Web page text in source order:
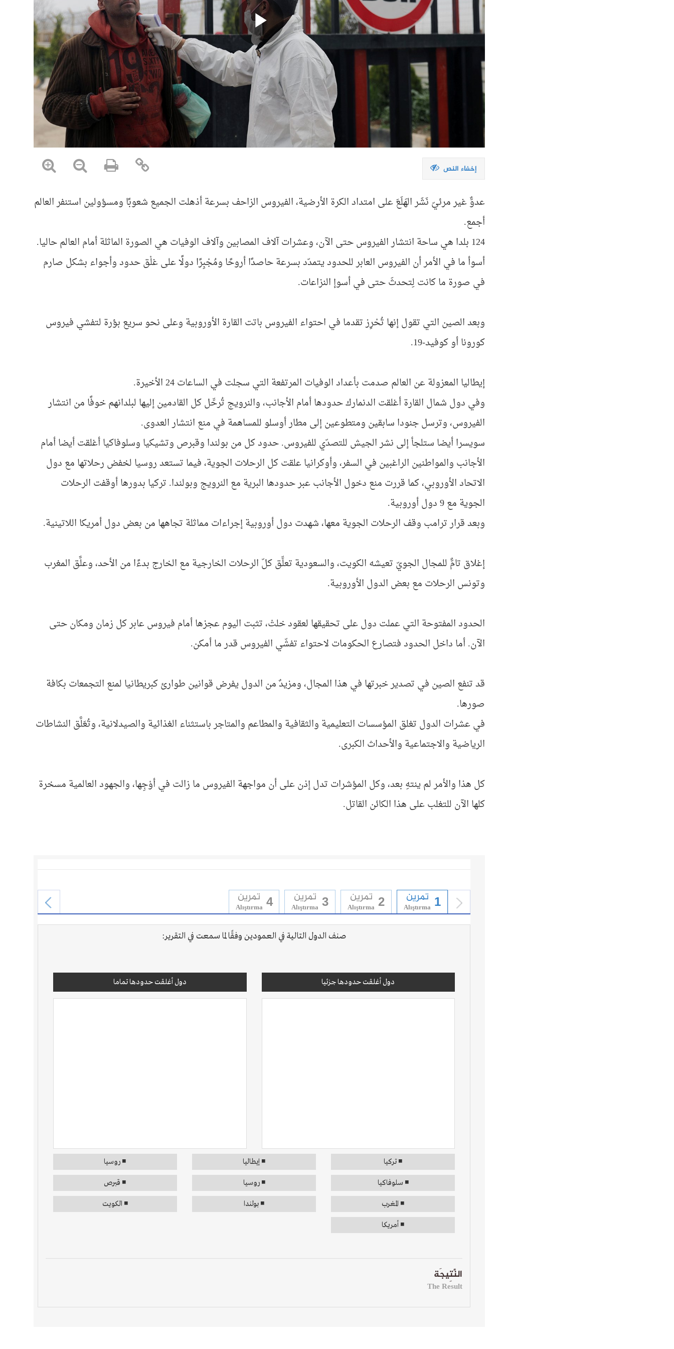
إخفاء النص
عدوٌّ غير مرئيّ نَشَر الهَلَعَ على امتداد الكرة الأرضية، الفيروس الزاحف بسرعة أذهلت الجميع شعوبًا ومسؤولين استنفر العالم
أجمع.
124 بلدا هي ساحة انتشار الفيروس حتى الآن، وعشرات آلاف المصابين وآلاف الوفيات هي الصورة الماثلة أمام العالم حاليا.
أسوأ ما في الأمر أن الفيروس العابر للحدود يتمدّد بسرعة حاصدًا أروحًا ومُجْبِرًا دولًا على غلْق حدود وأجواء بشكل صارم
في صورة ما كانت لِتحدثَ حتى في أسوإ النزاعات.
وبعد الصين التي تقول إنها تُحْرِز تقدما في احتواء الفيروس باتت القارة الأوروبية وعلى نحو سريع بؤرة لتفشي فيروس
كورونا أو كوفيد-19.
إيطاليا المعزولة عن العالم صدمت بأعداد الوفيات المرتفعة التي سجلت في الساعات 24 الأخيرة.
وفي دول شمال القارة أغلقت الدنمارك حدودها أمام الأجانب، والنرويج تُرحِّل كل القادمين إليها لبلدانهم خوفًا من انتشار
الفيروس، وترسل جنودا سابقين ومتطوعين إلى مطار أوسلو للمساهمة في منع انتشار العدوى.
سويسرا أيضا ستلجأ إلى نشر الجيش للتصدّي للفيروس. حدود كل من بولندا وقبرص وتشيكيا وسلوفاكيا أغلقت أيضا أمام
الأجانب والمواطنين الراغبين في السفر، وأوكرانيا علقت كل الرحلات الجوية، فيما تستعد روسيا لخفض رحلاتها مع دول
الاتحاد الأوروبي، كما قررت منع دخول الأجانب عبر حدودها البرية مع النرويج وبولندا. تركيا بدورها أوقفت الرحلات
الجوية مع 9 دول أوروبية.
وبعد قرار ترامب وقف الرحلات الجوية معها، شهدت دول أوروبية إجراءات مماثلة تجاهها من بعض دول أمريكا اللاتينية.
إغلاق تامٌّ للمجال الجويّ تعيشه الكويت، والسعودية تعلِّق كلّ الرحلات الخارجية مع الخارج بدءًا من الأحد، وعلَّق المغرب
وتونس الرحلات مع بعض الدول الأوروبية.
الحدود المفتوحة التي عملت دول على تحقيقها لعقود خلتْ، تثبت اليوم عجزها أمام فيروس عابر كل زمان ومكان حتى
الآن.أما داخل الحدود فتصارع الحكومات لاحتواء تفشّي الفيروس قدر ما أمكن.
قد تنفع الصين في تصدير خبرتها في هذا المجال، ومزيدٌ من الدول يفرض قوانين طوارئ كبريطانيا لمنع التجمعات بكافة
صورها.
في عشرات الدول تغلق المؤسسات التعليمية والثقافية والمطاعم والمتاجر باستثناء الغذائية والصيدلانية، وتُعَلَّق النشاطات
الرياضية والاجتماعية والأحداث الكبرى.
كل هذا والأمر لم ينتهِ بعد، وكل المؤشرات تدل إذن على أن مواجهة الفيروس ما زالت في أوْجِها، والجهود العالمية مسخرة
كلها الآن للتغلب على هذا الكائن القاتل.